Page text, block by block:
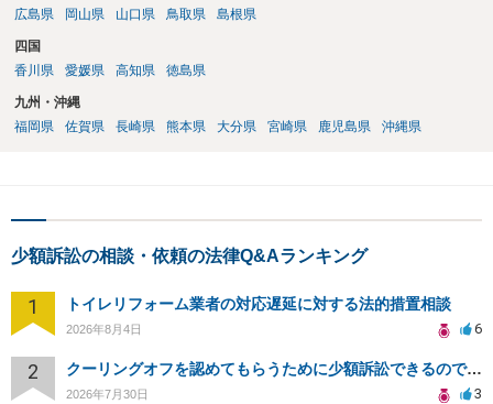
広島県
岡山県 山口県 鳥取県 島根県
四国
香川県
愛媛県 高知県 徳島県
九州・沖縄
福岡県
佐賀県 長崎県 熊本県 大分県 宮崎県 鹿児島県 沖縄県
少額訴訟の相談・依頼の法律Q&Aランキング
1 トイレリフォーム業者の対応遅延に対する法的措置相談
2026年8月4日 6
2 クーリングオフを認めてもらうために少額訴訟できるのでしょうか。
2026年7月30日 3